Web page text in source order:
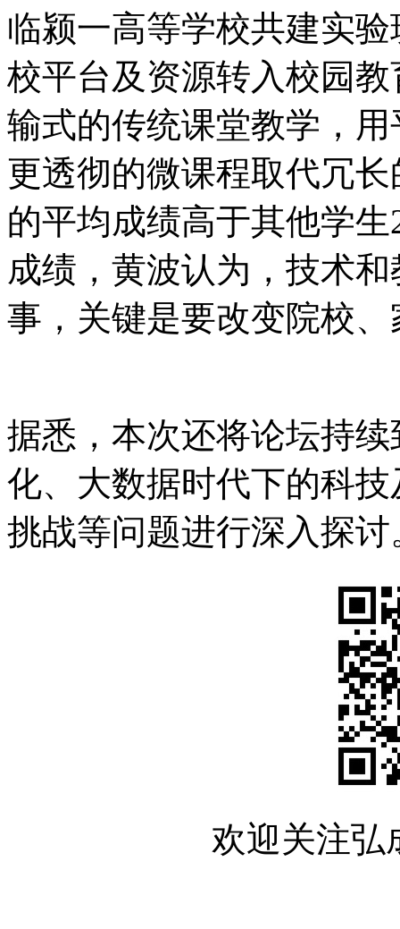
临颍一高等学校共建实
校平台及资源转入校园
输式的传统课堂教学，
更透彻的微课程取代冗
的平均成绩高于其他学
成绩，黄波认为，技术
事，关键是要改变院校
据悉，本次还将论坛持
化、大数据时代下的科
挑战等问题进行深入探讨
欢迎关注